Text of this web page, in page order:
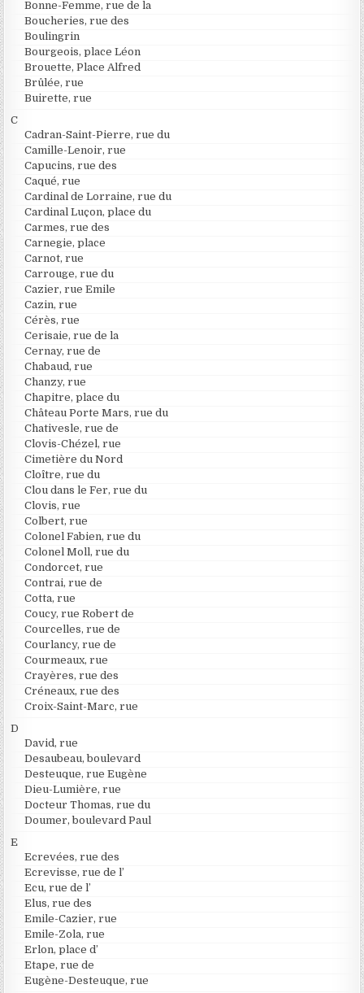
Bonne-Femme, rue de la
Boucheries, rue des
Boulingrin
Bourgeois, place Léon
Brouette, Place Alfred
Brûlée, rue
Buirette, rue
C
Cadran-Saint-Pierre, rue du
Camille-Lenoir, rue
Capucins, rue des
Caqué, rue
Cardinal de Lorraine, rue du
Cardinal Luçon, place du
Carmes, rue des
Carnegie, place
Carnot, rue
Carrouge, rue du
Cazier, rue Emile
Cazin, rue
Cérès, rue
Cerisaie, rue de la
Cernay, rue de
Chabaud, rue
Chanzy, rue
Chapitre, place du
Château Porte Mars, rue du
Chativesle, rue de
Clovis-Chézel, rue
Cimetière du Nord
Cloître, rue du
Clou dans le Fer, rue du
Clovis, rue
Colbert, rue
Colonel Fabien, rue du
Colonel Moll, rue du
Condorcet, rue
Contrai, rue de
Cotta, rue
Coucy, rue Robert de
Courcelles, rue de
Courlancy, rue de
Courmeaux, rue
Crayères, rue des
Créneaux, rue des
Croix-Saint-Marc, rue
D
David, rue
Desaubeau, boulevard
Desteuque, rue Eugène
Dieu-Lumière, rue
Docteur Thomas, rue du
Doumer, boulevard Paul
E
Ecrevées, rue des
Ecrevisse, rue de l’
Ecu, rue de l’
Elus, rue des
Emile-Cazier, rue
Emile-Zola, rue
Erlon, place d’
Etape, rue de
Eugène-Desteuque, rue